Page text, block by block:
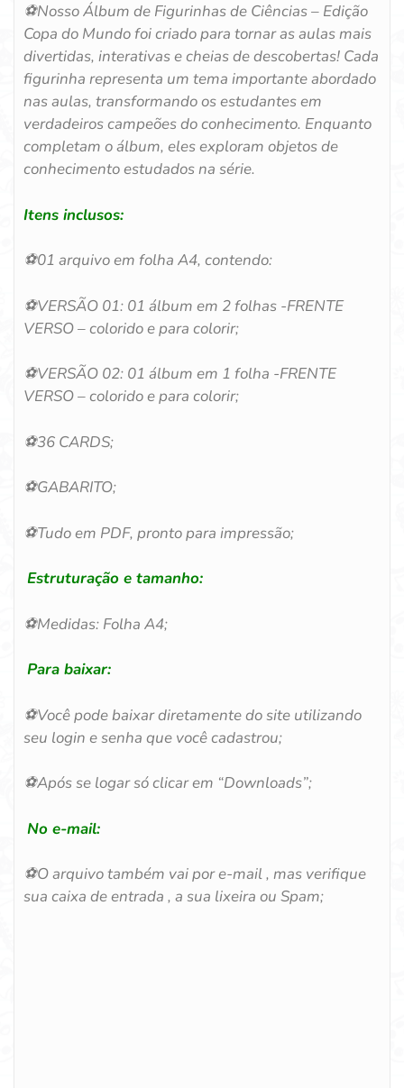
⚽Nosso Álbum de Figurinhas de Ciências – Edição
Copa do Mundo foi criado para tornar as aulas mais
divertidas, interativas e cheias de descobertas! Cada
figurinha representa um tema importante abordado
nas aulas, transformando os estudantes em
verdadeiros campeões do conhecimento. Enquanto
completam o álbum, eles exploram objetos de
conhecimento estudados na série.
Itens inclusos:
⚽01 arquivo em folha A4, contendo:
⚽VERSÃO 01: 01 álbum em 2 folhas -FRENTE
VERSO– colorido e para colorir;
⚽VERSÃO 02: 01 álbum em 1 folha -FRENTE
VERSO– colorido e para colorir;
⚽36 CARDS;
⚽GABARITO;
⚽Tudo em PDF, pronto para impressão;
Estruturação e tamanho:
⚽Medidas: Folha A4;
Para baixar:
⚽Você pode baixar diretamente do site utilizando
seu login e senha que você cadastrou;
⚽Após se logar só clicar em “Downloads”;
No e-mail:
⚽O arquivo também vai por e-mail , mas verifique
sua caixa de entrada , a sua lixeira ou Spam;